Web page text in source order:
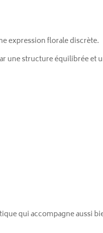
expression florale discrète.
une structure équilibrée et
qui accompagne aussi